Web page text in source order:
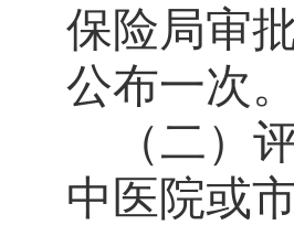
保险局审
公布一次。
（二）
中医院或